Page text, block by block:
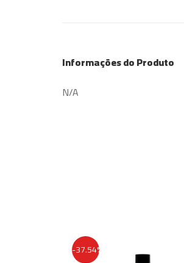
Informações do Produto
N/A
-37.54%